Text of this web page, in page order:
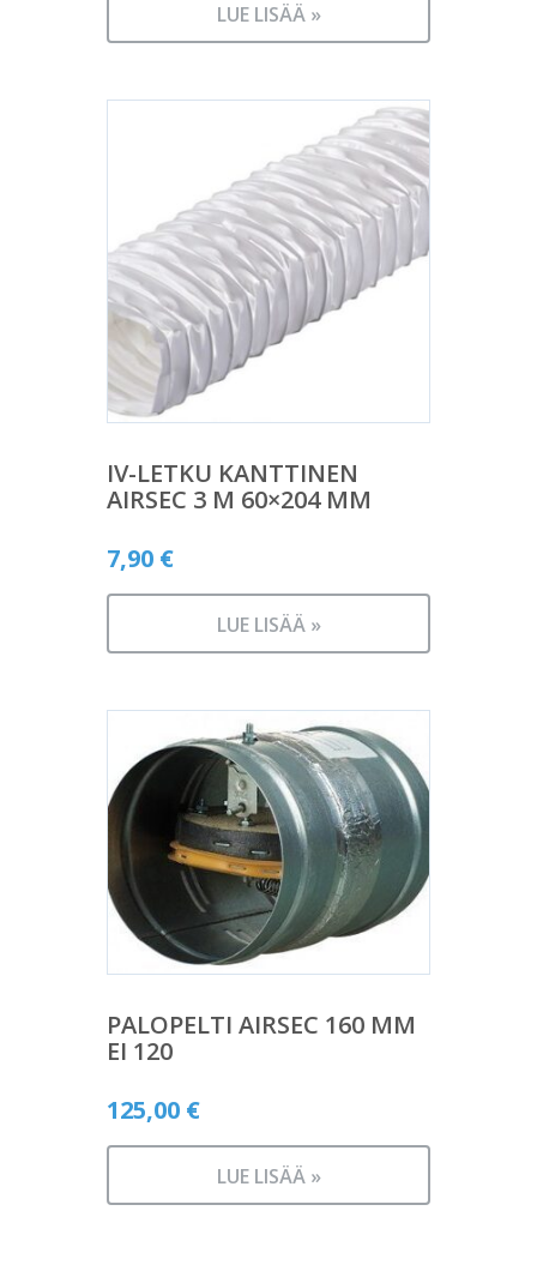
LUE LISÄÄ »
IV-LETKU KANTTINEN
AIRSEC 3 M 60×204 MM
7,90 €
LUE LISÄÄ »
PALOPELTI AIRSEC 160 MM
EI 120
125,00 €
LUE LISÄÄ »